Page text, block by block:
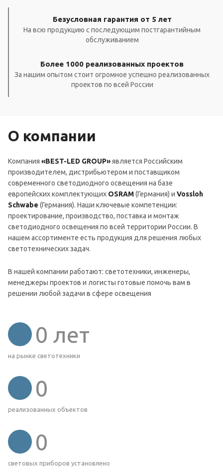
Безусловная гарантия от 5 лет
На всю продукцию с последующим постгарантийным
обслуживанием
Более 1000 реализованных проектов
За нашим опытом стоит огромное успешно реализованных
проектов по всей России
О компании
Компания «BEST-LED GROUP»является Российским
производителем, дистрибьютером и поставщиком
современного светодиодного освещения на базе
европейских комплектующих OSRAM(Германия) и Vossloh
Schwabe (Германия). Наши ключевые компетенции:
проектирование, производство, поставка и монтаж
светодиодного освещения по всей территории России. В
нашем ассортименте есть продукция для решения любых
светотехнических задач.
В нашей компании работают: светотехники, инженеры,
менеджеры проектов и логисты готовые помочь вам в
решении любой задачи в сфере освещения
0 лет
на рынке светотехники
0
реализованных объектов
0
световых приборов установлено